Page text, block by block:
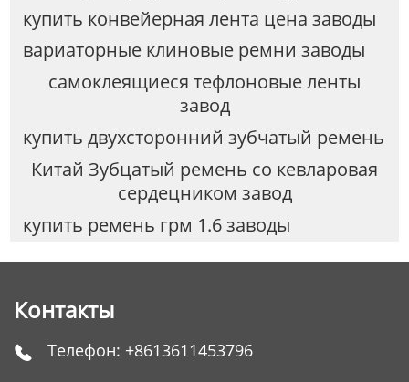
купить конвейерная лента цена заводы
вариаторные клиновые ремни заводы
самоклеящиеся тефлоновые ленты
завод
купить двухсторонний зубчатый ремень
Китай Зубцатый ремень со кевларовая
сердецником завод
купить ремень грм 1.6 заводы
Контакты
 Телефон: +8613611453796